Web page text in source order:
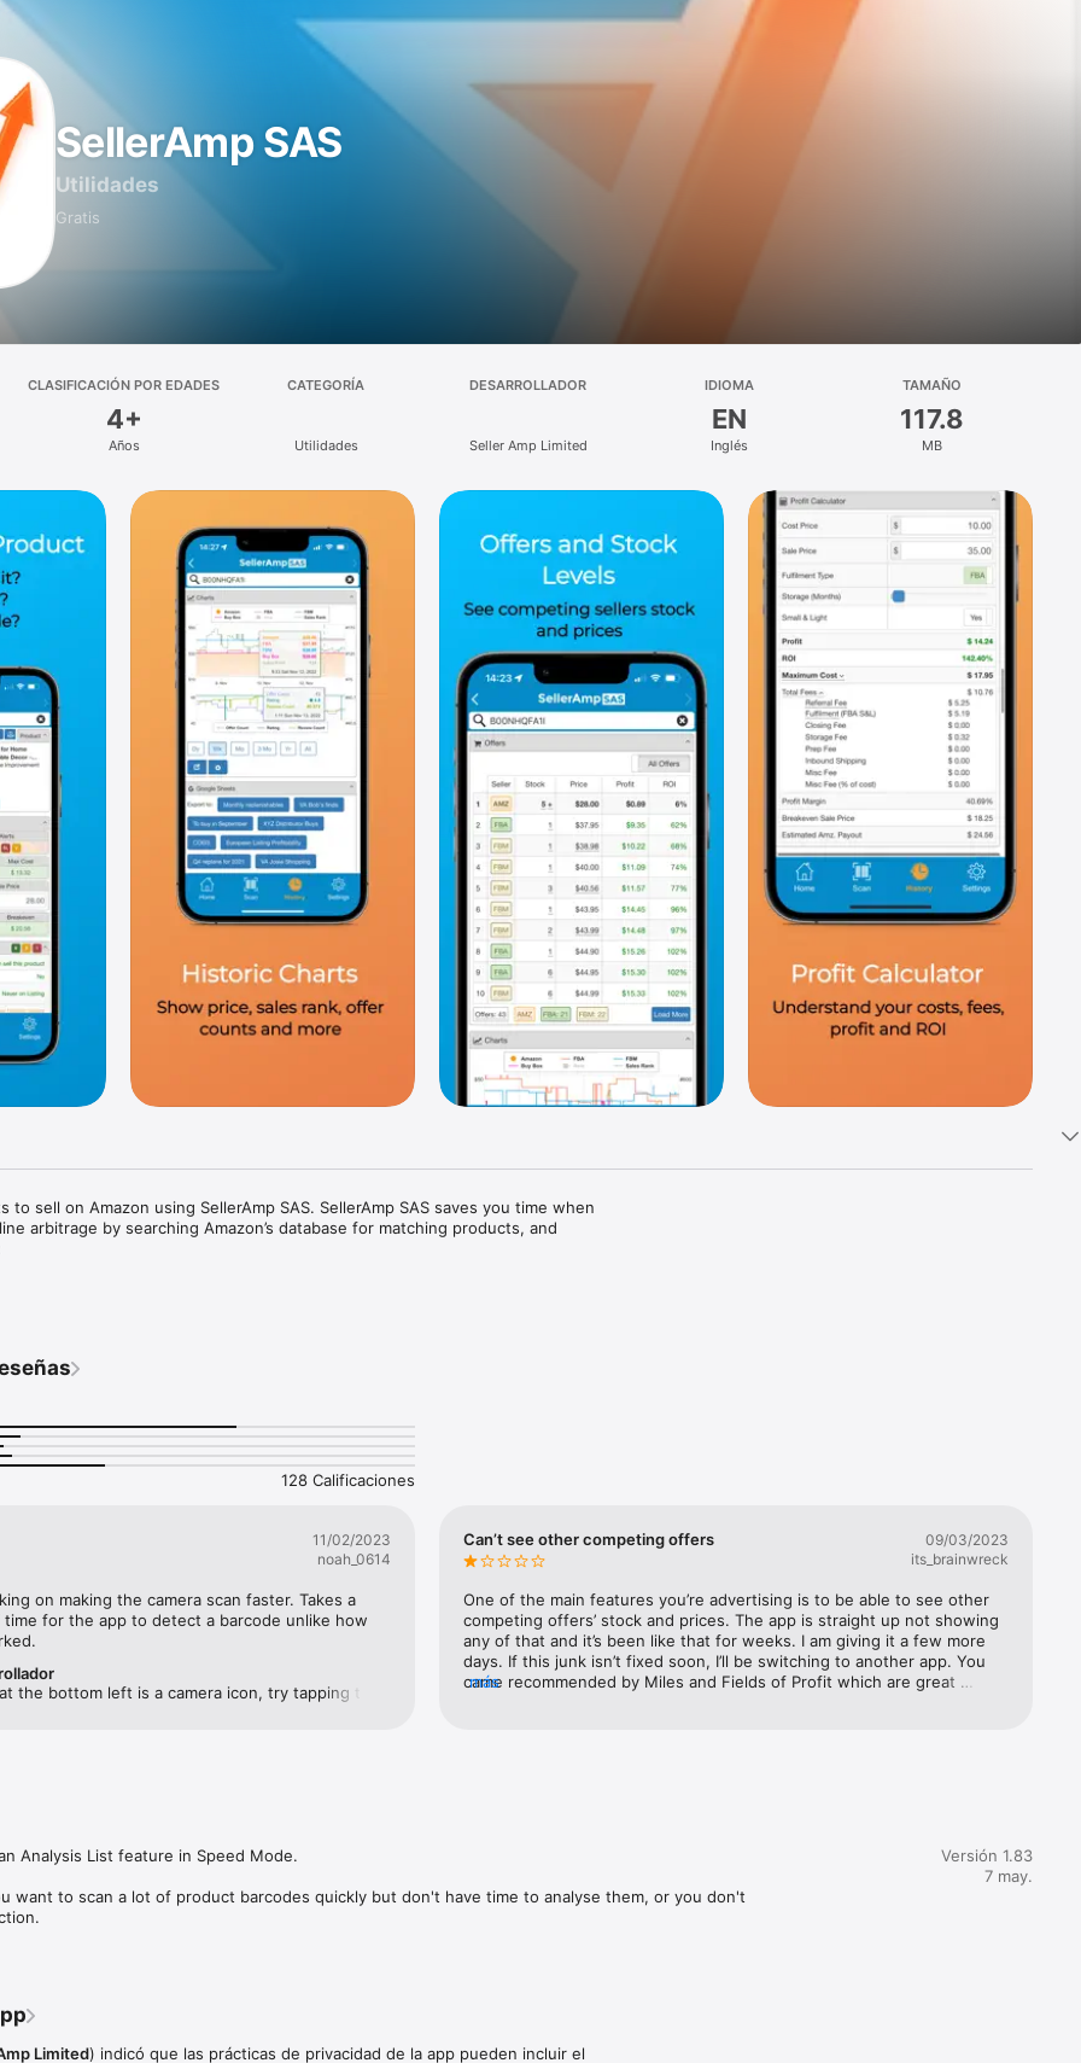
SellerAmp SAS
Utilidades
Gratis
CLASIFICACIÓN POR EDADES
4+
Años
CATEGORÍA
Utilidades
DESARROLLADOR
Seller Amp Limited
IDIOMA
EN
Inglés
TAMAÑO
117.8
MB
to sell on Amazon using SellerAmp SAS. SellerAmp SAS saves you time when
arbitrage by searching Amazon’s database for matching products, and
and stock levels
history charts driven from Keepa data
all Amazon fees and your costs
profit, profit margin, break even sale price, etc.
tools to help you find and organize your analysis:
your sourcing
the following Amazon marketplaces: US, UK, Canada, France, Germany, Italy
required.
128 Calificaciones
11/02/2023
noah_0614
on making the camera scan faster. Takes a
for the app to detect a barcode unlike how
the bottom left is a camera icon, try tapping that
Can’t see other competing offers
09/03/2023
its_brainwreck
One of the main features you’re advertising is to be able to see other
competing offers’ stock and prices. The app is straight up not showing
any of that and it’s been like that for weeks. I am giving it a few more
days. If this junk isn’t fixed soon, I’ll be switching to another app. You
came recommended by Miles and Fields of Profit which are great
más
Analysis List feature in Speed Mode.
want to scan a lot of product barcodes quickly but don't have time to analyse them, or you don't
Versión 1.83
7 may.
Limited) indicó que las prácticas de privacidad de la app pueden incluir el